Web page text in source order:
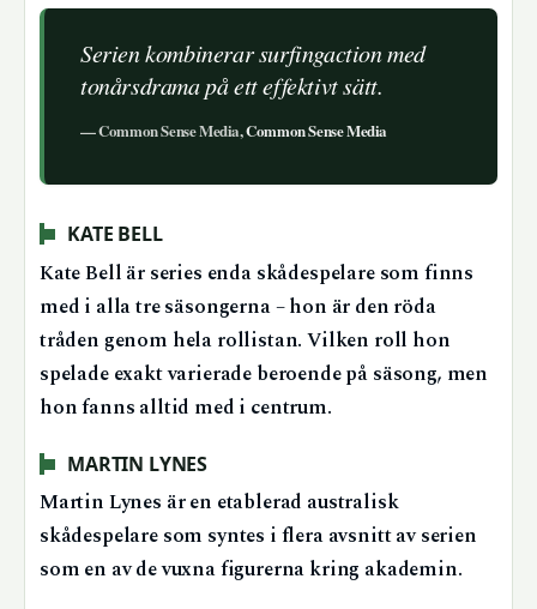
Serien kombinerar surfingaction med
tonårsdrama på ett effektivt sätt.
— Common Sense Media,Common Sense Media
KATE BELL
Kate Bell är series enda skådespelare som finns
med i alla tre säsongerna – hon är den röda
tråden genom hela rollistan. Vilken roll hon
spelade exakt varierade beroende på säsong, men
hon fanns alltid med i centrum.
MARTIN LYNES
Martin Lynes är en etablerad australisk
skådespelare som syntes i flera avsnitt av serien
som en av de vuxna figurerna kring akademin.